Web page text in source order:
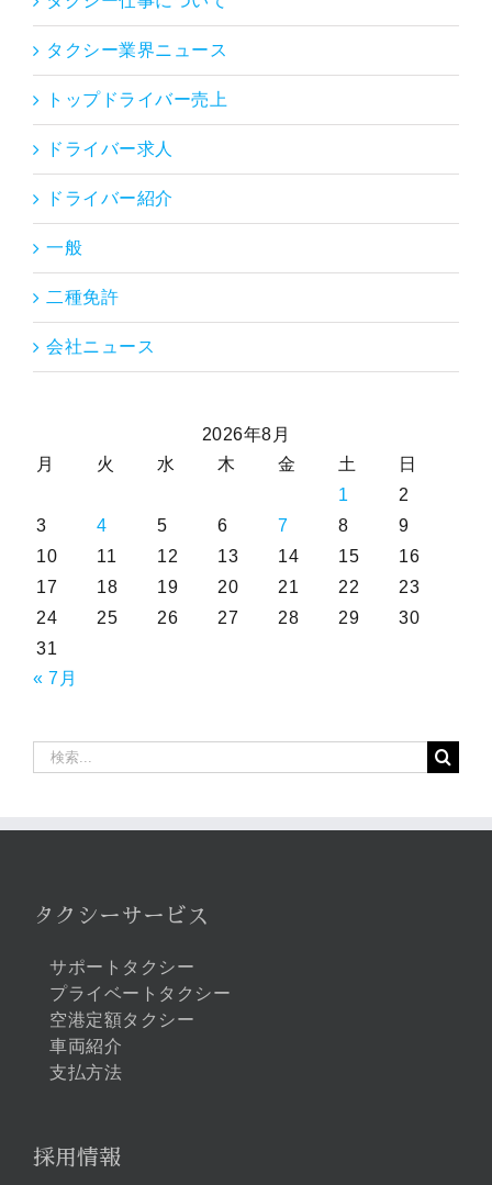
タクシー業界ニュース
トップドライバー売上
ドライバー求人
ドライバー紹介
一般
二種免許
会社ニュース
2026年8月
月
火 水 木 金 土
日
1
2
3
4 5 6 7 8
9
10
11 12 13 14 15
16
17
18 19 20 21 22
23
24
25 26 27 28 29
30
31
« 7月
索
タクシーサービス
サポートタクシー
プライベートタクシー
空港定額タクシー
車両紹介
支払方法
採用情報